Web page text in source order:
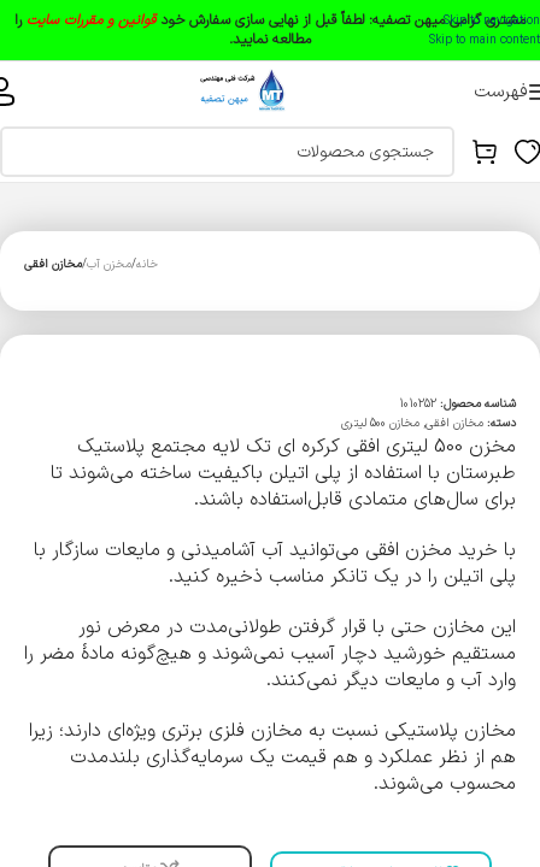
Skip to navigation
Skip to main content
مشتری گرامی میهن تصفیه: لطفاً قبل از نهایی سازی سفارش خودقوانین و مقررات سایت را
مطالعه نمایید.
فهرست
خانه مخزن آب مخازن افقی
شناسه محصول: 1010252
دسته: مخازن افقی, مخازن 500 لیتری
مخزن 500 لیتری افقی کرکره ای تک لایه مجتمع پلاستیک
طبرستان با استفاده از پلی اتیلن باکیفیت ساخته می‌شوند تا
برای سال‌های متمادی قابل‌استفاده باشند.
با خرید مخزن افقی می‌توانید آب آشامیدنی و مایعات سازگار با
پلی اتیلن را در یک تانکر مناسب ذخیره کنید.
این مخازن حتی با قرار گرفتن طولانی‌مدت در معرض نور
مستقیم خورشید دچار آسیب نمی‌شوند و هیچ‌گونه مادۀ مضر را
وارد آب و مایعات دیگر نمی‌کنند.
مخازن پلاستیکی نسبت به مخازن فلزی برتری ویژه‌ای دارند؛ زیرا
هم از نظر عملکرد و هم قیمت یک سرمایه‌گذاری بلندمدت
محسوب می‌شوند.